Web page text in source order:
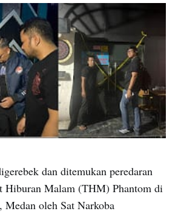
dan ditemukan peredaran
Hiburan Malam (THM) Phantom di
oleh Sat Narkoba